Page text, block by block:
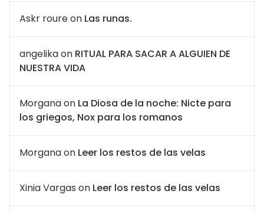
Askr roureon Las runas.
angelikaon RITUAL PARA SACAR A ALGUIEN DE
NUESTRA VIDA
Morganaon La Diosa de la noche: Nicte para
los griegos, Nox para los romanos
Morganaon Leer los restos de las velas
Xinia Vargas on Leer los restos de las velas